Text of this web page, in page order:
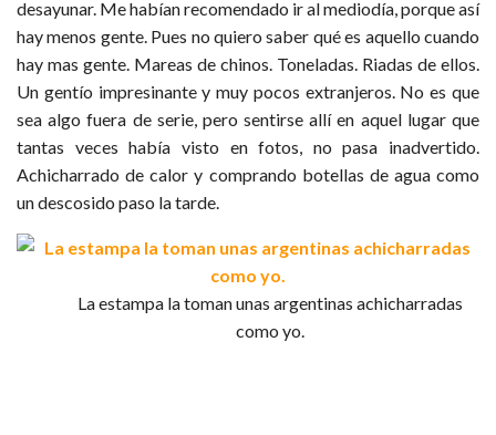
desayunar. Me habían recomendado ir al mediodía, porque así
hay menos gente. Pues no quiero saber qué es aquello cuando
hay mas gente. Mareas de chinos. Toneladas. Riadas de ellos.
Un gentío impresinante y muy pocos extranjeros. No es que
sea algo fuera de serie, pero sentirse allí en aquel lugar que
tantas veces había visto en fotos, no pasa inadvertido.
Achicharrado de calor y comprando botellas de agua como
un descosido paso la tarde.
La estampa la toman unas argentinas achicharradas
como yo.